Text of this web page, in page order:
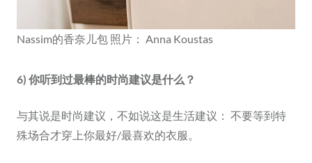
Nassim的香奈儿包 照片： Anna Koustas
6) 你听到过最棒的时尚建议是什么？
与其说是时尚建议，不如说这是生活建议： 不要等到特
殊场合才穿上你最好/最喜欢的衣服。